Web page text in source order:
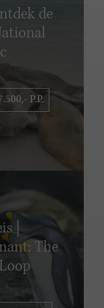
de
P.P.
|
The